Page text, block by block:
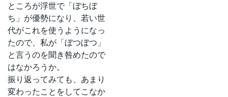
ところが浮世で「ぼちぼ
ち」が優勢になり、若い世
代がこれを使うようになっ
たので、私が「ぼつぼつ」
と言うのを聞き咎めたので
はなかろうか。
振り返ってみても、あまり
変わったことをしてこなか